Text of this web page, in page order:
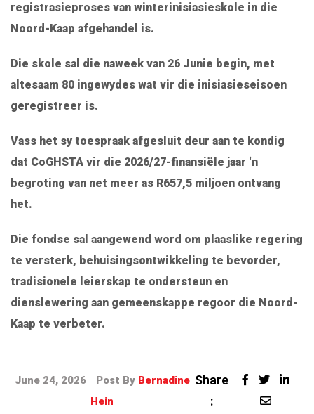
registrasieproses van winterinisiasieskole in die
Noord-Kaap afgehandel is.
Die skole sal die naweek van 26 Junie begin, met
altesaam 80 ingewydes wat vir die inisiasieseisoen
geregistreer is.
Vass het sy toespraak afgesluit deur aan te kondig
dat CoGHSTA vir die 2026/27-finansiële jaar ‘n
begroting van net meer as R657,5 miljoen ontvang
het.
Die fondse sal aangewend word om plaaslike regering
te versterk, behuisingsontwikkeling te bevorder,
tradisionele leierskap te ondersteun en
dienslewering aan gemeenskappe regoor die Noord-
Kaap te verbeter.
June 24, 2026 Post By Bernadine
Hein
Share
: